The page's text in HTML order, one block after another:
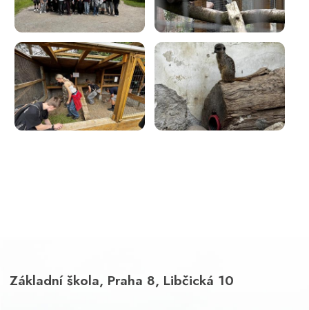
Základní škola, Praha 8, Libčická 10